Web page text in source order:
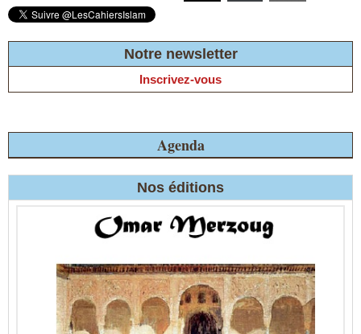
Notre newsletter
Inscrivez-vous
Agenda
Nos éditions